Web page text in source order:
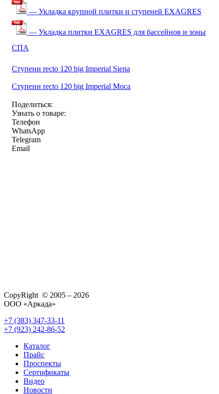
— Укладка крупной плитки и ступеней EXAGRES
— Укладка плитки EXAGRES для бассейнов и зоны
СПА
Ступени recto 120 big Imperial Siena
Ступени recto 120 big Imperial Moca
Поделиться:
Узнать о товаре:
Телефон
WhatsApp
Telegram
Email
CopyRight © 2005 – 2026
ООО «Аркада»
+7 (383) 347-33-11
+7 (923) 242-86-52
Каталог
Прайс
Проспекты
Сертификаты
Видео
Новости